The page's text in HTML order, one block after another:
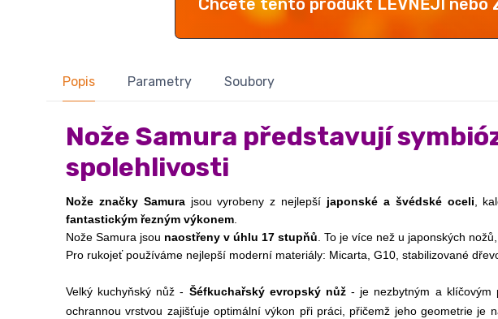
Chcete tento produkt LEVNĚJI nebo
Popis Parametry Soubory
Nože Samura představují
spolehlivosti
Nože značky Samura jsou vyrobeny z nejlepší japonské a švédské oceli
fantastickým řezným výkonem.
Nože Samura jsou naostřeny v úhlu 17 stupňů. To je více než u japonských
Pro rukojeť používáme nejlepší moderní materiály: Micarta, G10, stabilizované
Velký kuchyňský nůž - Šéfkuchařský evropský nůž- je nezbytným a klíčovým
ochrannou vrstvou zajišťuje optimální výkon při práci, přičemž jeho geometrie je